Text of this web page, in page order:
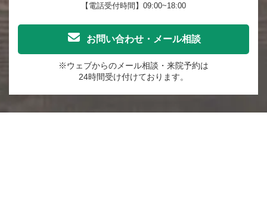
【電話受付時間】09:00~18:00
お問い合わせ・メール相談
※ウェブからのメール相談・来院予約は
24時間受け付けております。